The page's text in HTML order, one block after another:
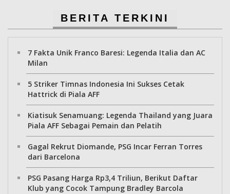
BERITA TERKINI
7 Fakta Unik Franco Baresi: Legenda Italia dan AC
Milan
5 Striker Timnas Indonesia Ini Sukses Cetak
Hattrick di Piala AFF
Kiatisuk Senamuang: Legenda Thailand yang Juara
Piala AFF Sebagai Pemain dan Pelatih
Gagal Rekrut Diomande, PSG Incar Ferran Torres
dari Barcelona
PSG Pasang Harga Rp3,4 Triliun, Berikut Daftar
Klub yang Cocok Tampung Bradley Barcola